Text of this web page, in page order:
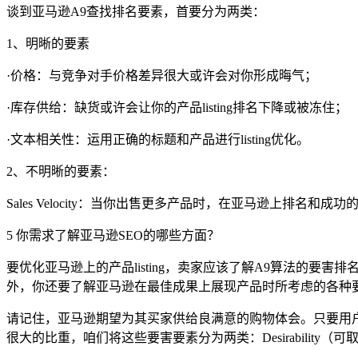
谈到亚马逊A9查找排名要素，首要分为两类：
1、明晰的要素
·价格：与竞争对手价格差异很大或许会对你形成晦气；
·库存供给 ：缺货或许会让你的产品listing排名下降或被冻住；
·文本相关性 ：运用正确的标题和产品进行listing优化。
2、不明晰的要素：
Sales Velocity：当你出售更多产品时，在亚马逊上排名和成功
5 你需求了解亚马逊SEO的哪些方面？
要优化亚马逊上的产品listing，卖家应该了解A9算法的要害排
外，你还要了解亚马逊在最佳成果上展现产品时所考虑的各种
请记住，亚马逊期望为其买家供给良满意的购物体会。只要
很大的比重，咱们将这些要害要素分为两类：Desirability（可